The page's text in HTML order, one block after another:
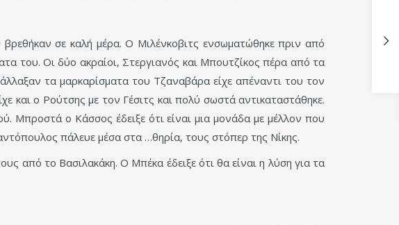
σε καλή μέρα. Ο Μιλένκοβιτς ενσωματώθηκε πριν από
του. Οι δύο ακραίοι, Στεργιανός και Μπουτζίκος πέρα από τα
τα μαρκαρίσματα του Τζαναβάρα είχε απέναντι του τον
και ο Ρούτσης με τον Γέσιτς και πολύ σωστά αντικαταστάθηκε.
Μπροστά ο Κάσσος έδειξε ότι είναι μια μονάδα με μέλλον που
πάλευε μέσα στα …θηρία, τους στόπερ της Νίκης.
από το Βασιλακάκη. Ο Μπέκα έδειξε ότι θα είναι η λύση για τα